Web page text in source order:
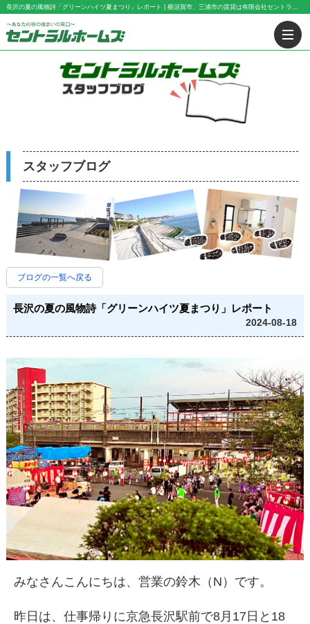
長沢の夏の風物詩「グリーンハイツ夏まつり」レポート | 横須賀市、三浦市の賃貸は有限会社セントラル・ホームズにお任せ下さい！
スタッフブログ
ブログの一覧へ戻る
長沢の夏の風物詩「グリーンハイツ夏まつり」レポート
2024-08-18
みなさんこんにちは、営業の鈴木（N）です。
昨日は、仕事帰りに京急長沢駅前で8月17日と18